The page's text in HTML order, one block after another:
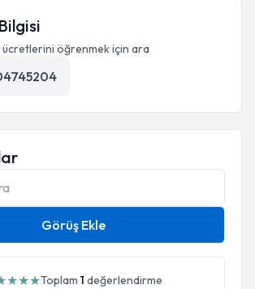
ücretlerini öğrenmek için ara
Görüş Ekle
★★★Toplam 1 değerlendirme